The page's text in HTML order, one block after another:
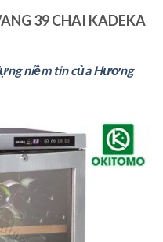
39 CHAI KADEKA
niềm tin của Hương